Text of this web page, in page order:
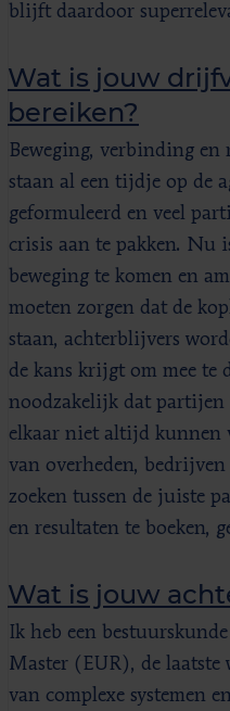
blijft daardoor
Wat is jouw
bereiken?
Beweging, verbinding en
staan al een tijdje op de
geformuleerd en veel
crisis aan te pakken. Nu
beweging te komen en
moeten zorgen dat de
staan, achterblijvers
de kans krijgt om mee te
noodzakelijk dat partijen
elkaar niet altijd kunnen
van overheden,
zoeken tussen de juiste
en resultaten te boeken,
Wat is jouw
Ik heb een
Master (EUR), de laatste
van complexe systemen